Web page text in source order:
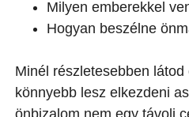
Milyen emberekkel
Hogyan beszélne
Minél részletesebben látod
könnyebb lesz elkezdeni